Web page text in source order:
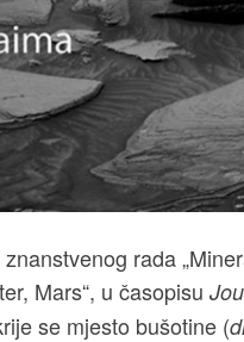
rada
Mars“, u časopisu
se mjesto bušotine (